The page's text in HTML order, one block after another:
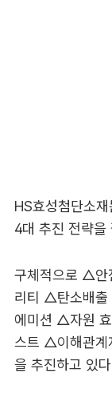
HS효성첨단소
4대 추진 전략을
구체적으로 △안
리티 △탄소배출
에미션 △자원
스트 △이해관계
을 추진하고 있